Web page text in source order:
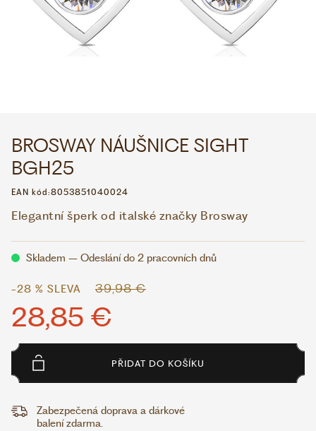
WHATSAPP VIBER
VOLEJTE 9:00–18:00
BROSWAY NÁUŠNICE SIGHT
BGH25
EAN kód:8053851040024
Elegantní šperk od italské značky Brosway
Skladem – Odeslání do 2 pracovních dnů
-28 % SLEVA 39,98 €
28,85 €
PŘIDAT DO KOŠÍKU
Zabezpečená doprava a dárkové
balení zdarma.